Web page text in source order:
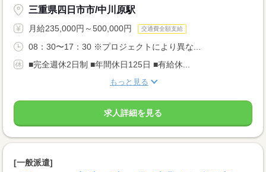
三重県四日市市/中川原駅
月給235,000円～500,000円 交通費全額支給
08：30〜17：30 ※プロジェクトにより異な...
■完全週休2日制 ■年間休日125日 ■有給休...
もっと見る
求人詳細を見る
[一般派遣]